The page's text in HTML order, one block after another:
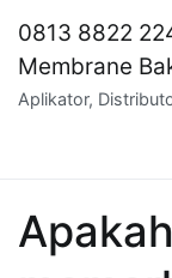
content
0813 8822
Membrane
Aplikator,